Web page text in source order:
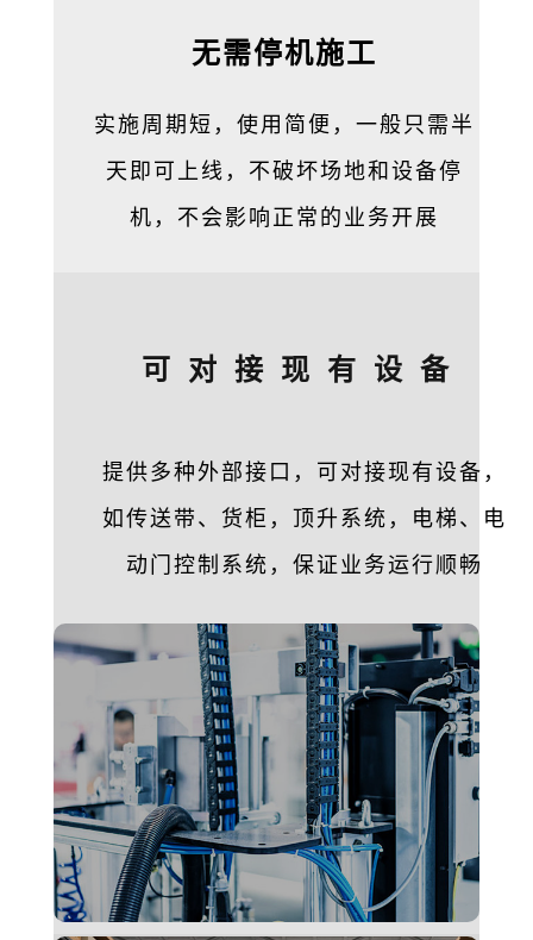
无需停机施工
实施周期短，使用简便，一般只需半
天即可上线，不破坏场地和设备停
机，不会影响正常的业务开展
可对接现有设备
提供多种外部接口，可对接现有设备，
如传送带、货柜，顶升系统，电梯、电
动门控制系统，保证业务运行顺畅